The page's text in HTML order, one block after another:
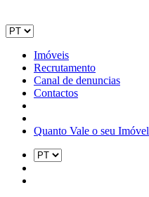
Imóveis
Recrutamento
Canal de denuncias
Contactos
Quanto Vale o seu Imóvel